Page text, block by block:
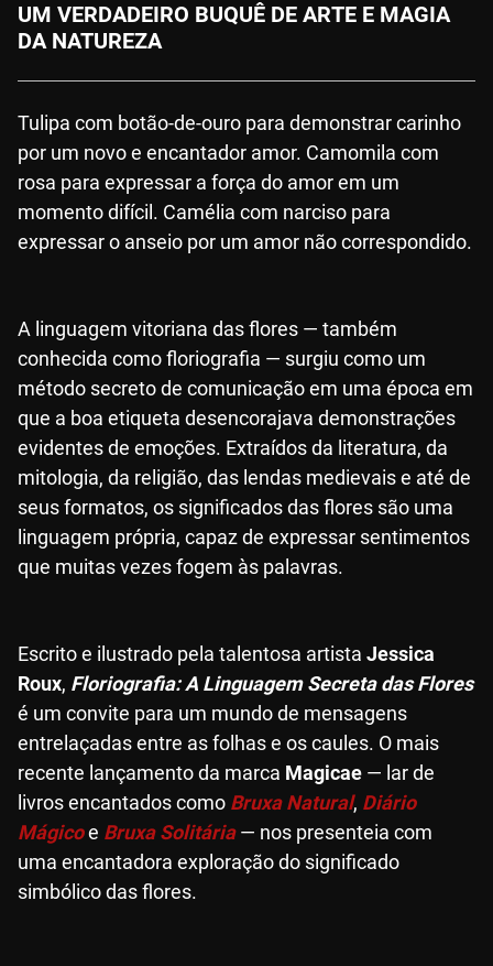
UM VERDADEIRO BUQUÊ DE ARTE E MAGIA
DA NATUREZA
Tulipa com botão-de-ouro para demonstrar carinho
por um novo e encantador amor. Camomila com
rosa para expressar a força do amor em um
momento difícil. Camélia com narciso para
expressar o anseio por um amor não correspondido.
A linguagem vitoriana das flores — também
conhecida como floriografia — surgiu como um
método secreto de comunicação em uma época em
que a boa etiqueta desencorajava demonstrações
evidentes de emoções. Extraídos da literatura, da
mitologia, da religião, das lendas medievais e até de
seus formatos, os significados das flores são uma
linguagem própria, capaz de expressar sentimentos
que muitas vezes fogem às palavras.
Escrito e ilustrado pela talentosa artista Jessica
Roux, Floriografia: A Linguagem Secreta das Flores
é um convite para um mundo de mensagens
entrelaçadas entre as folhas e os caules. O mais
recente lançamento da marca Magicae — lar de
livros encantados como Bruxa Natural, Diário
Mágicoe Bruxa Solitária— nos presenteia com
uma encantadora exploração do significado
simbólico das flores.